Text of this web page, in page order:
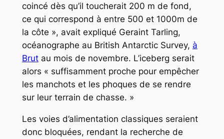
coincé dès qu’il toucherait 200 m de fond,
ce qui correspond à entre 500 et 1000m de
la côte », avait expliqué Geraint Tarling,
océanographe au British Antarctic Survey, à
Brutau mois de novembre. L’iceberg serait
alors « suffisamment proche pour empêcher
les manchots et les phoques de se rendre
sur leur terrain de chasse. »
Les voies d’alimentation classiques seraient
donc bloquées, rendant la recherche de